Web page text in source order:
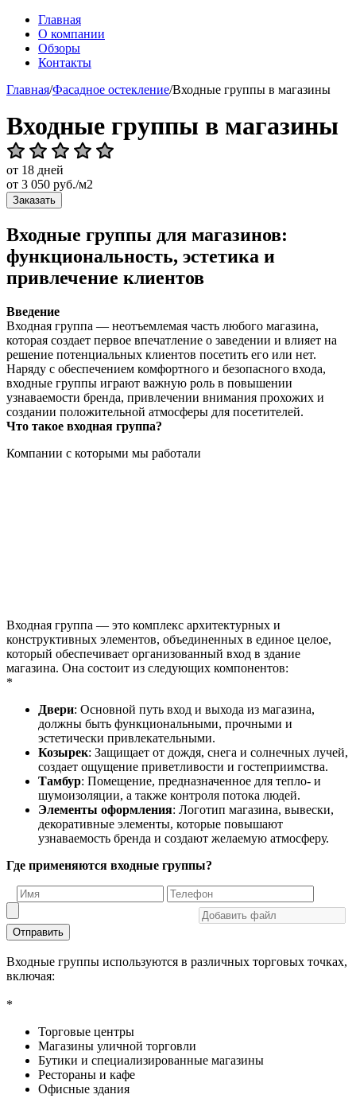
Главная
О компании
Обзоры
Контакты
Главная/Фасадное остекление/Входные группы в магазины
Входные группы в магазины
от 18 дней
от 3 050 руб./м2
Заказать
Входные группы для магазинов:
функциональность, эстетика и
привлечение клиентов
Введение
Входная группа — неотъемлемая часть любого магазина,
которая создает первое впечатление о заведении и влияет на
решение потенциальных клиентов посетить его или нет.
Наряду с обеспечением комфортного и безопасного входа,
входные группы играют важную роль в повышении
узнаваемости бренда, привлечении внимания прохожих и
создании положительной атмосферы для посетителей.
Что такое входная группа?
Компании с которыми мы работали
Входная группа — это комплекс архитектурных и
конструктивных элементов, объединенных в единое целое,
который обеспечивает организованный вход в здание
магазина. Она состоит из следующих компонентов:
*
Двери: Основной путь вход и выхода из магазина,
должны быть функциональными, прочными и
эстетически привлекательными.
Козырек: Защищает от дождя, снега и солнечных лучей,
создает ощущение приветливости и гостеприимства.
Тамбур: Помещение, предназначенное для тепло- и
шумоизоляции, а также контроля потока людей.
Элементы оформления: Логотип магазина, вывески,
декоративные элементы, которые повышают
узнаваемость бренда и создают желаемую атмосферу.
Где применяются входные группы?
Отправить
Входные группы используются в различных торговых точках,
включая:
*
Торговые центры
Магазины уличной торговли
Бутики и специализированные магазины
Рестораны и кафе
Офисные здания